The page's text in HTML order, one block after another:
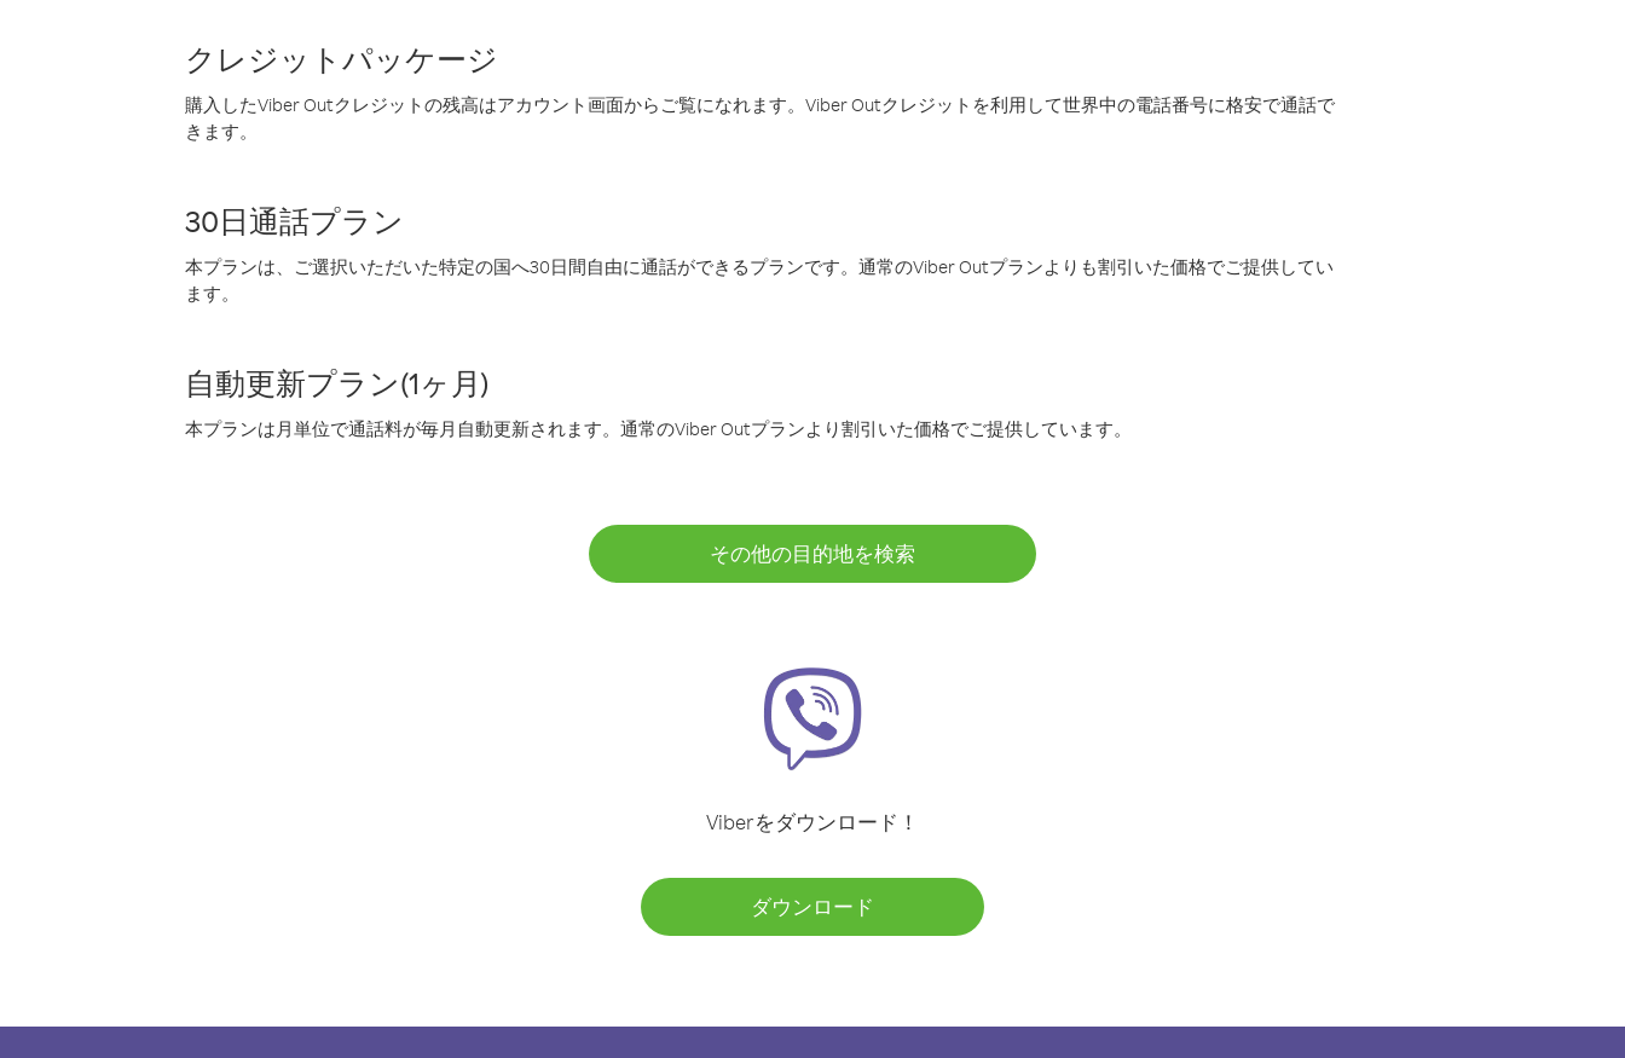
クレジットパッケージ
購入したViber Outクレジットの残高はアカウント画面からご覧になれます。Viber Outクレジットを利用して世界中の電話番号に格安で通話で
きます。
30日通話プラン
本プランは、ご選択いただいた特定の国へ30日間自由に通話ができるプランです。通常のViber Outプランよりも割引いた価格でご提供してい
ます。
自動更新プラン(1ヶ月)
本プランは月単位で通話料が毎月自動更新されます。通常のViber Outプランより割引いた価格でご提供しています。
その他の目的地を検索
Viberをダウンロード！
ダウンロード